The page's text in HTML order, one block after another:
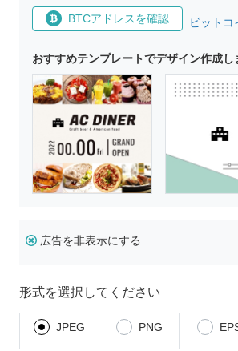
BTCアドレスを確認 ビットコ
おすすめテンプレートでデザイン作成し
広告を非表示にする
形式を選択してください
JPEG PNG